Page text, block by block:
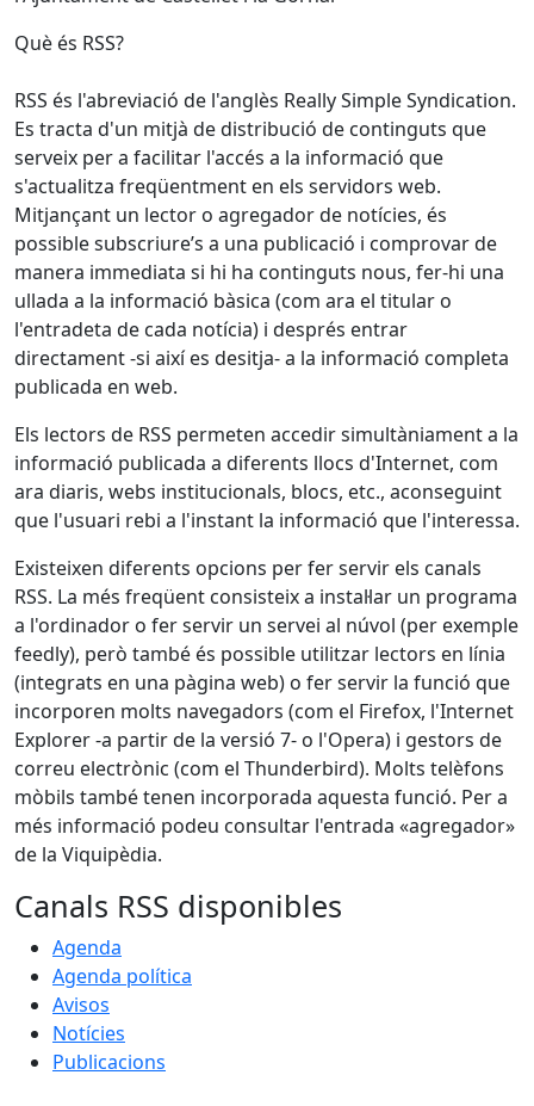
Què és RSS?
RSS és l'abreviació de l'anglès Really Simple Syndication.
Es tracta d'un mitjà de distribució de continguts que
serveix per a facilitar l'accés a la informació que
s'actualitza freqüentment en els servidors web.
Mitjançant un lector o agregador de notícies, és
possible subscriure’s a una publicació i comprovar de
manera immediata si hi ha continguts nous, fer-hi una
ullada a la informació bàsica (com ara el titular o
l'entradeta de cada notícia) i després entrar
directament -si així es desitja- a la informació completa
publicada en web.
Els lectors de RSS permeten accedir simultàniament a la
informació publicada a diferents llocs d'Internet, com
ara diaris, webs institucionals, blocs, etc., aconseguint
que l'usuari rebi a l'instant la informació que l'interessa.
Existeixen diferents opcions per fer servir els canals
RSS. La més freqüent consisteix a instal·lar un programa
a l'ordinador o fer servir un servei al núvol (per exemple
feedly), però també és possible utilitzar lectors en línia
(integrats en una pàgina web) o fer servir la funció que
incorporen molts navegadors (com el Firefox, l'Internet
Explorer -a partir de la versió 7- o l'Opera) i gestors de
correu electrònic (com el Thunderbird). Molts telèfons
mòbils també tenen incorporada aquesta funció. Per a
més informació podeu consultar l'entrada «agregador»
de la Viquipèdia.
Canals RSS disponibles
Agenda
Agenda política
Avisos
Notícies
Publicacions